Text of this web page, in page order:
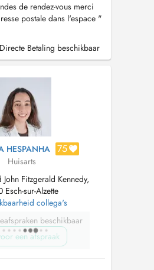
de rendez-vous merci
postale dans l'espace "
les lundi, mardi,
Dr Stéphanie BILL
de bien vouloir vous munir
lors de la...
Betaling beschikbaar
HESPANHA 75
Huisarts
Fitzgerald Kennedy,
Esch-sur-Alzette
collega's
beschikbaar
een afspraak